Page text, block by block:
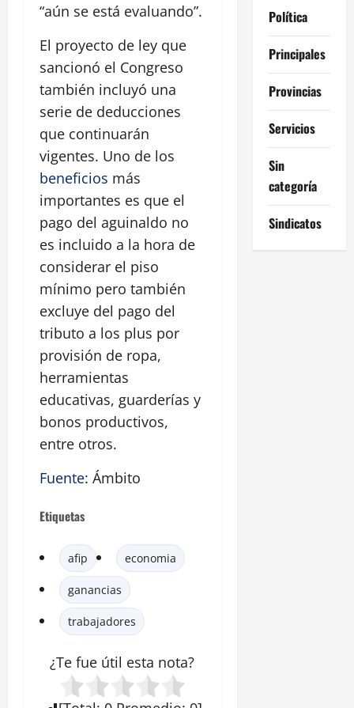
“aún se está evaluando”.
El proyecto de ley que
sancionó el Congreso
también incluyó una
serie de deducciones
que continuarán
vigentes. Uno de los
beneficios más
importantes es que el
pago del aguinaldo no
es incluido a la hora de
considerar el piso
mínimo pero también
excluye del pago del
tributo a los plus por
provisión de ropa,
herramientas
educativas, guarderías y
bonos productivos,
entre otros.
Fuente: Ámbito
Etiquetas
afip economia
ganancias
trabajadores
¿Te fue útil esta nota?
Política
Principales
Provincias
Servicios
Sin
categoría
Sindicatos